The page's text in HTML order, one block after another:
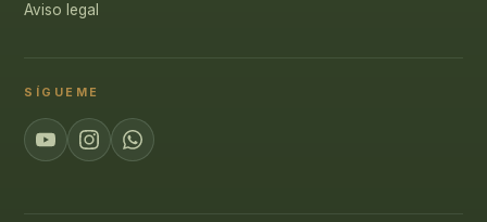
Aviso legal
SÍGUEME